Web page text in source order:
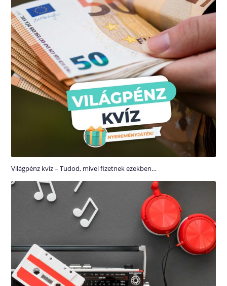
Világpénz kvíz – Tudod, mivel fizetnek ezekben…